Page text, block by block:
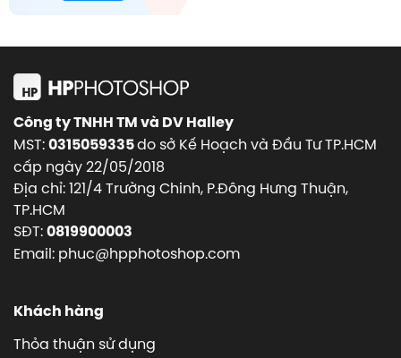
Công ty TNHH TM và DV Halley
MST:0315059335do sở Kế Hoạch và Đầu Tư TP.HCM
cấp ngày 22/05/2018
Địa chỉ: 121/4 Trường Chinh, P.Đông Hưng Thuận,
TP.HCM
SĐT:0819900003
Email: phuc@hpphotoshop.com
Khách hàng
Thỏa thuận sử dụng